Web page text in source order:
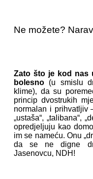
Ne možete?
Zato što je kod nas
bolesno (u smislu
klime), da su
princip dvostrukih
normalan i prihvatljiv
„ustaša“, „talibana“,
opredjeljuju kao
im se nameću. Onu
da se ne digne
Jasenovcu, NDH!